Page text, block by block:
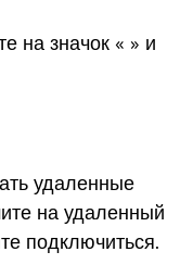
на значок « » и
удаленные
на удаленный
подключиться.